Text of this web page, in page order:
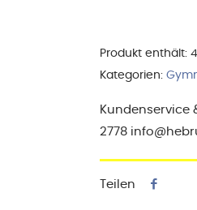
Menge
Produkt enthält:
Kategorien:
Kundenservice
2778
Teilen